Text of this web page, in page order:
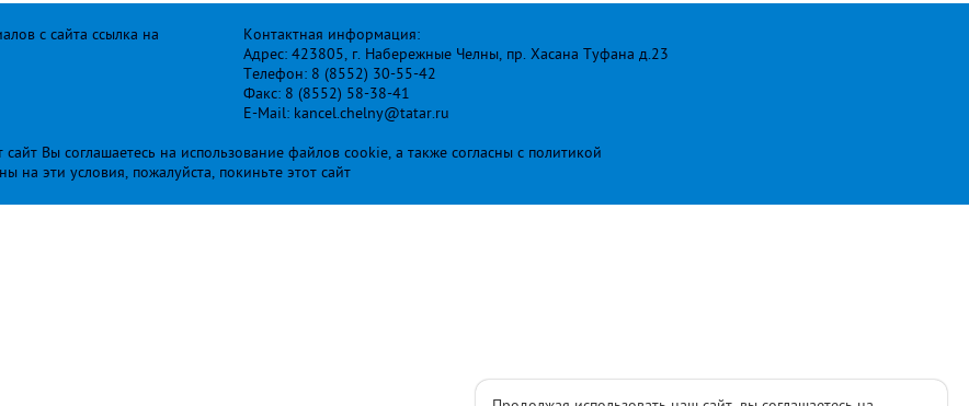
с сайта ссылка на
Контактная информация:
Адрес: 423805, г. Набережные Челны, пр. Хасана Туфана д.23
Телефон: 8 (8552) 30-55-42
Факс: 8 (8552) 58-38-41
E-Mail: kancel.chelny@tatar.ru
Вы соглашаетесь на использование файлов cookie, а также согласны с политикой
на эти условия, пожалуйста, покиньте этот сайт